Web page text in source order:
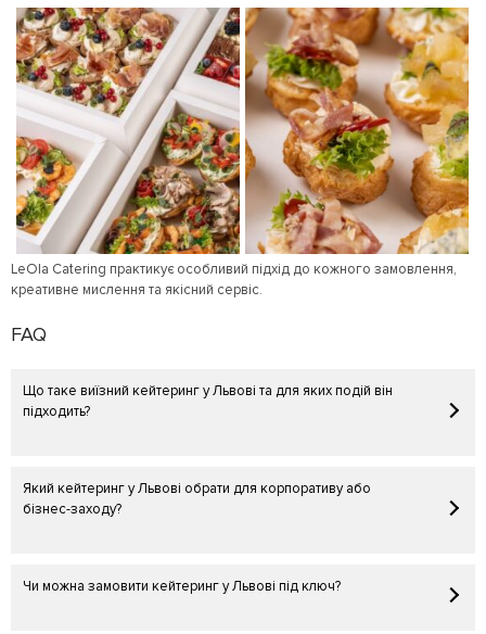
LeОla Catering практикує особливий підхід до кожного замовлення,
креативне мислення та якісний сервіс.
FAQ
Що таке виїзний кейтеринг у Львові та для яких подій він
підходить?
Який кейтеринг у Львові обрати для корпоративу або
бізнес-заходу?
Чи можна замовити кейтеринг у Львові під ключ?